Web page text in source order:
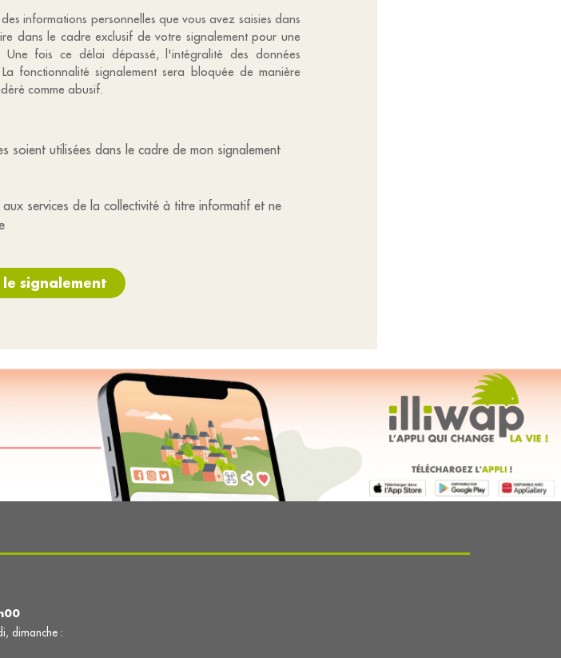
informations personnelles que vous avez saisies dans
dans le cadre exclusif de votre signalement pour une
fois ce délai dépassé, l'intégralité des données
fonctionnalité signalement sera bloquée de manière
comme abusif.
soient utilisées dans le cadre de mon signalement
services de la collectivité à titre informatif et ne
le signalement
dimanche :